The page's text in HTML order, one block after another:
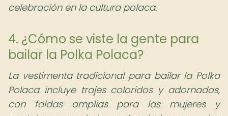
celebración en la cultura polaca.
4. ¿Cómo se viste la gente para
bailar la Polka Polaca?
La vestimenta tradicional para bailar la Polka
Polaca incluye trajes coloridos y adornados,
con faldas amplias para las mujeres y